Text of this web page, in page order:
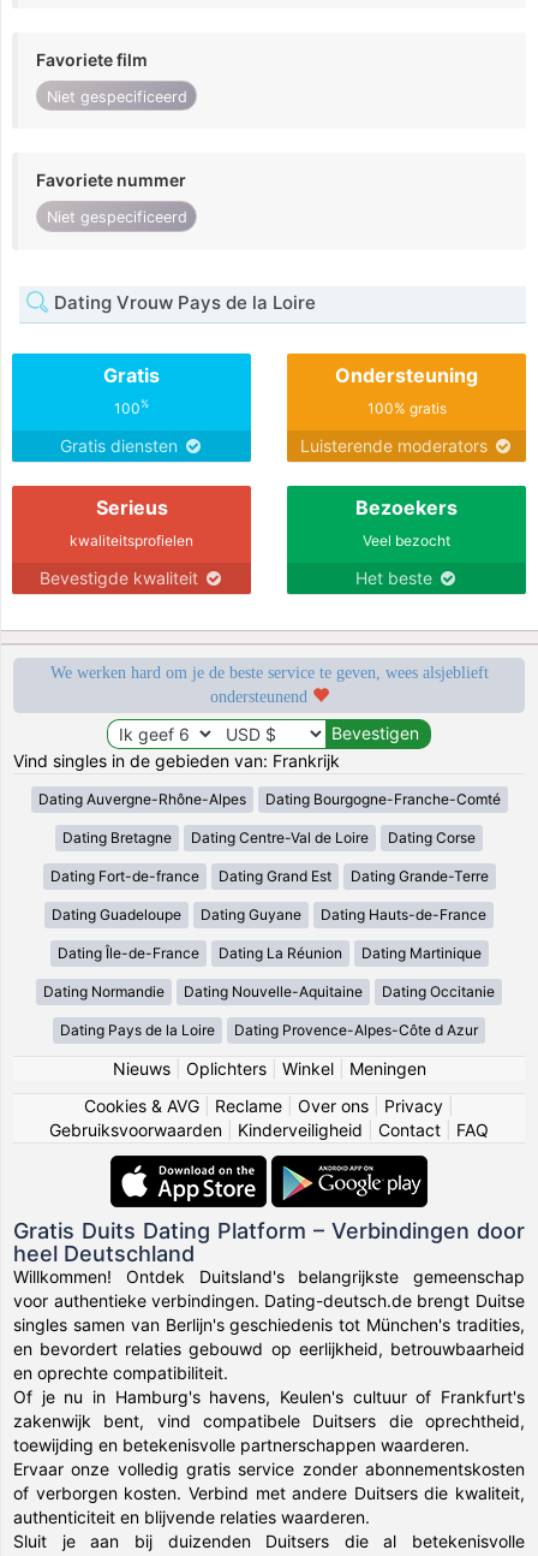
Favoriete film
Niet gespecificeerd
Favoriete nummer
Niet gespecificeerd
Dating Vrouw Pays de la Loire
Gratis
100%
Gratis diensten
Ondersteuning
100% gratis
Luisterende moderators
Serieus
kwaliteitsprofielen
Bevestigde kwaliteit
Bezoekers
Veel bezocht
Het beste
We werken hard om je de beste service te geven, wees alsjeblieft
ondersteunend
Vind singles in de gebieden van: Frankrijk
Dating Auvergne-Rhône-Alpes Dating Bourgogne-Franche-Comté
Dating Bretagne Dating Centre-Val de Loire Dating Corse
Dating Fort-de-france Dating Grand Est Dating Grande-Terre
Dating Guadeloupe Dating Guyane Dating Hauts-de-France
Dating Île-de-France Dating La Réunion Dating Martinique
Dating Normandie Dating Nouvelle-Aquitaine Dating Occitanie
Dating Pays de la Loire Dating Provence-Alpes-Côte d Azur
Nieuws| Oplichters| Winkel| Meningen
Cookies & AVG
Reclame Over ons Privacy
Gebruiksvoorwaarden
Kinderveiligheid Contact FAQ
Gratis Duits Dating Platform – Verbindingen door
heel Deutschland
Willkommen! Ontdek Duitsland's belangrijkste gemeenschap
voor authentieke verbindingen. Dating-deutsch.de brengt Duitse
singles samen van Berlijn's geschiedenis tot München's tradities,
en bevordert relaties gebouwd op eerlijkheid, betrouwbaarheid
en oprechte compatibiliteit.
Of je nu in Hamburg's havens, Keulen's cultuur of Frankfurt's
zakenwijk bent, vind compatibele Duitsers die oprechtheid,
toewijding en betekenisvolle partnerschappen waarderen.
Ervaar onze volledig gratis service zonder abonnementskosten
of verborgen kosten. Verbind met andere Duitsers die kwaliteit,
authenticiteit en blijvende relaties waarderen.
Sluit je aan bij duizenden Duitsers die al betekenisvolle